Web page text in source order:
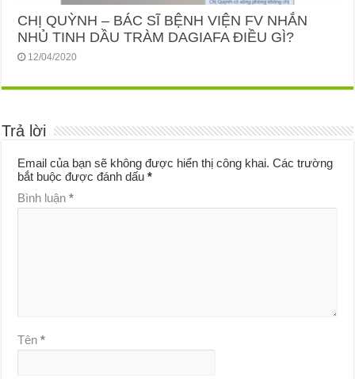
CHỊ QUỲNH – BÁC SĨ BỆNH VIỆN FV NHẮN
NHỦ TINH DẦU TRÀM DAGIAFA ĐIỀU GÌ?
12/04/2020
Trả lời
Email của bạn sẽ không được hiển thị công khai. Các trường
bắt buộc được đánh dấu*
Bình luận*
Tên*